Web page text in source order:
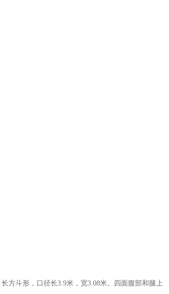
方斗形，口径长3.9米，宽3.08米。四面腹部和腿上